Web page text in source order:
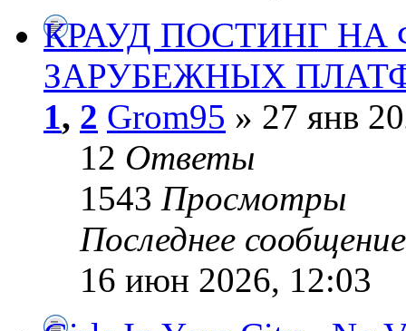
КРАУД ПОСТИНГ
ЗАРУБЕЖНЫХ
1, 2 Grom95 » 27 янв
12 Ответы
1543 Просмотры
Последнее
16 июн 2026, 12:03